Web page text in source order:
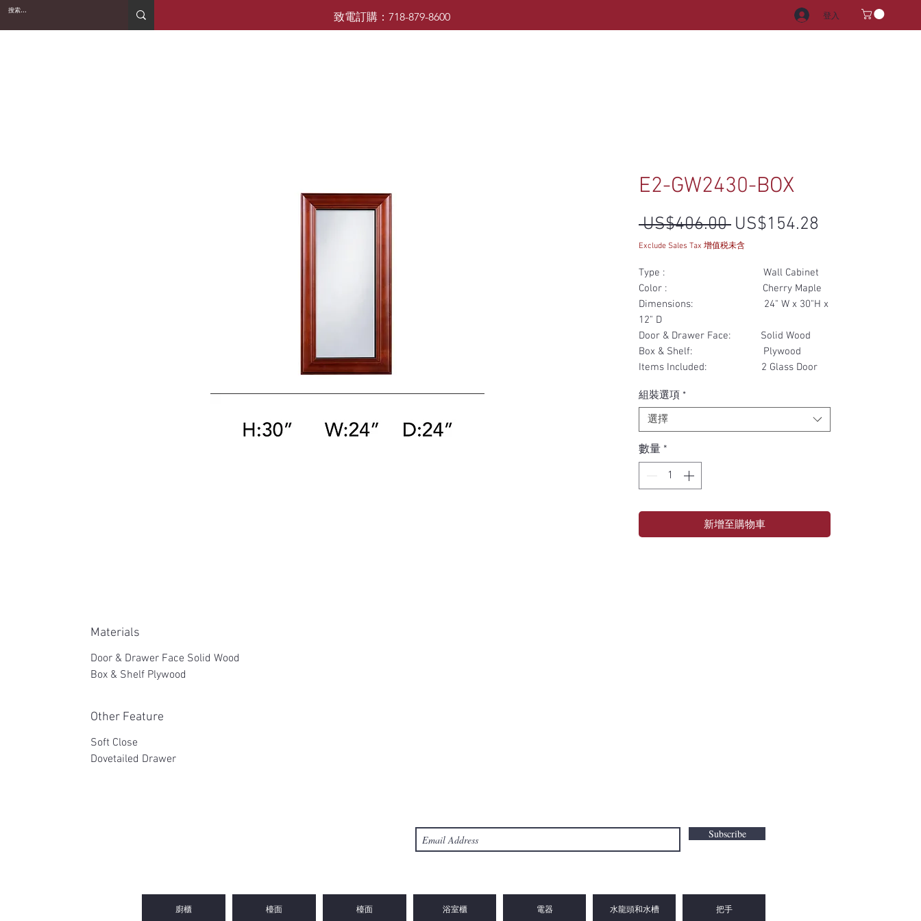
致電訂購：718-879-8600 登入
E2-GW2430-BOX
US$406.00 一般價格
US$154.28
Exclude Sales Tax 增值税未含
Type : Wall Cabinet
Color : Cherry Maple
Dimensions: 24" W x 30"H x
12" D
Door & Drawer Face: Solid Wood
Box & Shelf: Plywood
Items Included: 2 Glass Door
組裝選項 *
選擇
數量 *
新增至購物車
Materials
Door & Drawer Face Solid Wood
Box & Shelf Plywood
Other Feature
Soft Close
Dovetailed Drawer
Subscribe
廚櫃 檯面 檯面 浴室櫃 電器 水龍頭和水槽 把手